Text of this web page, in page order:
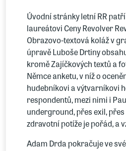
Úvodní stránky letní RR
laureátovi Ceny Revolver
Obrazovo-textová koláž v
úpravě Luboše Drtiny
kromě Zajíčkových textů a
Němce anketu, v níž o
hudebníkovi a výtvarníkovi
respondentů, mezi nimi i
underground, přes exil,
zdravotní potíže je pořád, a
Adam Drda pokračuje ve